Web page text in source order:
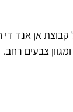
קבוצת אן אנד
צבעים רחב.